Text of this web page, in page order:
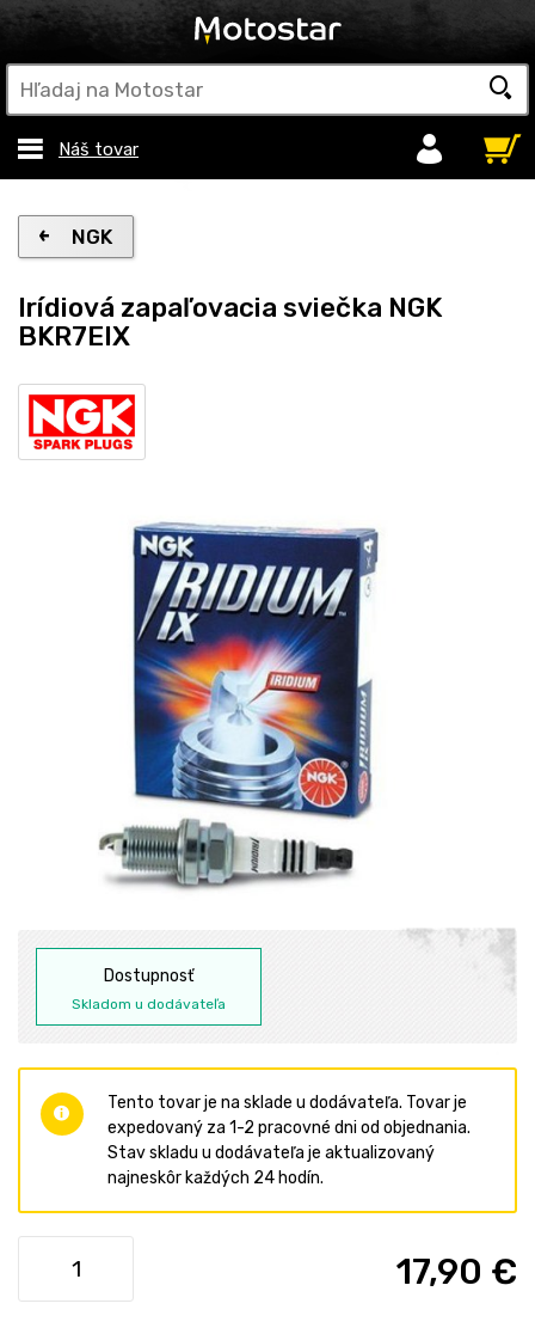
Náš tovar
NGK
Irídiová zapaľovacia sviečka NGK
BKR7EIX
Dostupnosť
Skladom u dodávateľa
Tento tovar je na sklade u dodávateľa. Tovar je
expedovaný za 1-2 pracovné dni od objednania.
Stav skladu u dodávateľa je aktualizovaný
najneskôr každých 24 hodín.
17,90 €